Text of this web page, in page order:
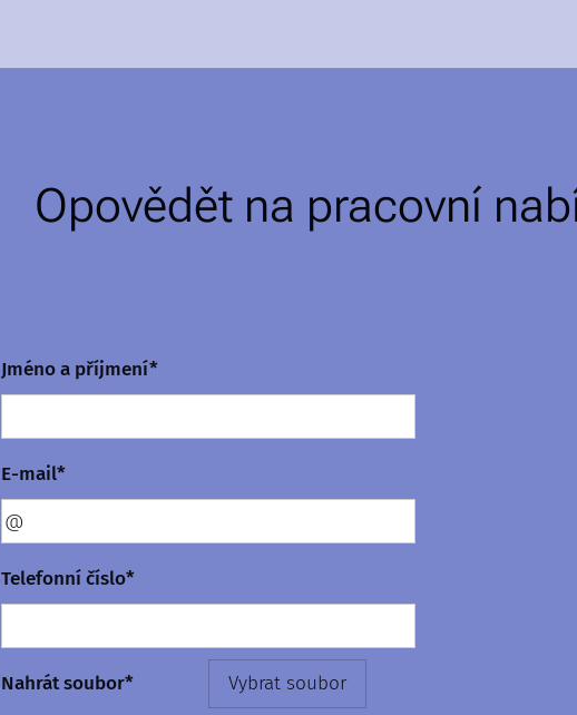
Opovědět na pracovní
Jméno a příjmení*
E-mail*
Telefonní číslo*
Nahrát soubor* Vybrat soubor